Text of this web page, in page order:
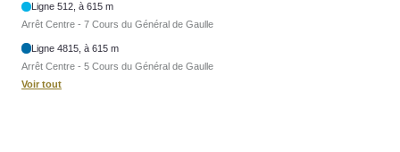
Ligne 512, à 615 m
Arrêt Centre - 7 Cours du Général de Gaulle
Ligne 4815, à 615 m
Arrêt Centre - 5 Cours du Général de Gaulle
Voir tout